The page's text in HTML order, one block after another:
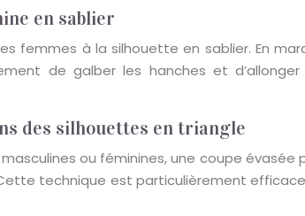
en sablier
femmes à la silhouette en sablier. En
de galber les hanches et
des silhouettes en triangle
ou féminines, une coupe
technique est particulièrement